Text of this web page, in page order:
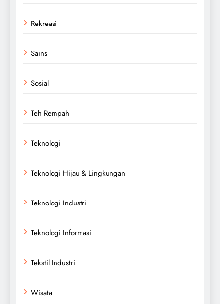
Rekreasi
Sains
Sosial
Teh Rempah
Teknologi
Teknologi Hijau & Lingkungan
Teknologi Industri
Teknologi Informasi
Tekstil Industri
Wisata